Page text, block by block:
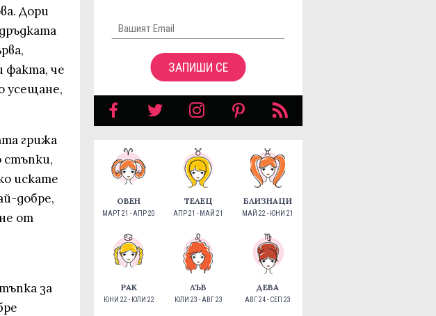
Дори
факта, че
усещане,
грижа
стъпки,
искате
добре,
от
за
ЗАПИШИ СЕ
ОВЕН
МАРТ 21 - АПР 20
ТЕЛЕЦ
АПР 21 - МАЙ 21
БЛИЗНАЦИ
МАЙ 22 - ЮНИ 21
РАК
ЮНИ 22 - ЮЛИ 22
ЛЪВ
ЮЛИ 23 - АВГ 23
ДЕВА
АВГ 24 - СЕП 23